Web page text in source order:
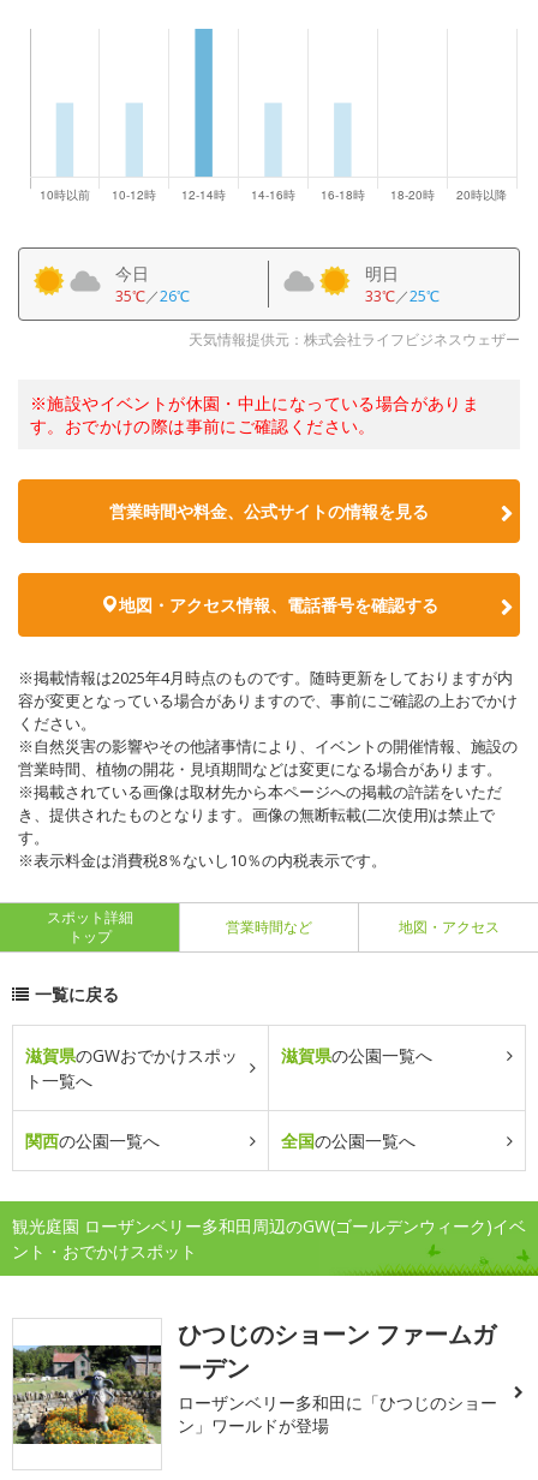
今日
35℃／26℃
明日
33℃／25℃
天気情報提供元：株式会社ライフビジネスウェザー
※施設やイベントが休園・中止になっている場合がありま
す。おでかけの際は事前にご確認ください。
営業時間や料金、公式サイトの情報を見る
地図・アクセス情報、電話番号を確認する
※掲載情報は2025年4月時点のものです。随時更新をしておりますが内
容が変更となっている場合がありますので、事前にご確認の上おでかけ
ください。
※自然災害の影響やその他諸事情により、イベントの開催情報、施設の
営業時間、植物の開花・見頃期間などは変更になる場合があります。
※掲載されている画像は取材先から本ページへの掲載の許諾をいただ
き、提供されたものとなります。画像の無断転載(二次使用)は禁止で
す。
※表示料金は消費税8％ないし10％の内税表示です。
スポット詳細
トップ
営業時間など 地図・アクセス
一覧に戻る
滋賀県のGWおでかけスポッ
ト一覧へ
滋賀県の公園一覧へ
関西の公園一覧へ 全国の公園一覧へ
観光庭園 ローザンベリー多和田周辺のGW(ゴールデンウィーク)イベ
ント・おでかけスポット
ひつじのショーン ファームガ
ーデン
ローザンベリー多和田に「ひつじのショー
ン」ワールドが登場